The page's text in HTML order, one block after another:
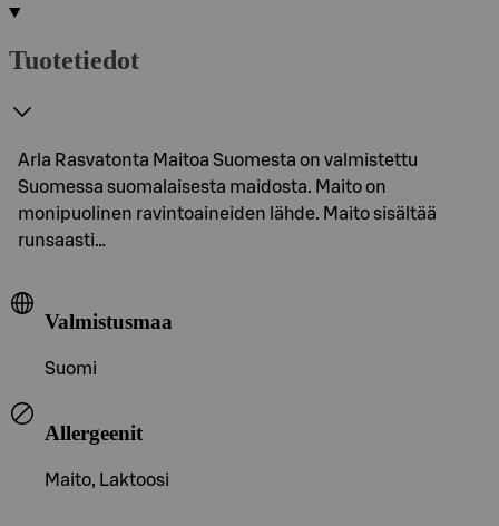
Tuotetiedot
Arla Rasvatonta Maitoa Suomesta on valmistettu
Suomessa suomalaisesta maidosta. Maito on
monipuolinen ravintoaineiden lähde. Maito sisältää
runsaasti…
Valmistusmaa
Suomi
Allergeenit
Maito, Laktoosi